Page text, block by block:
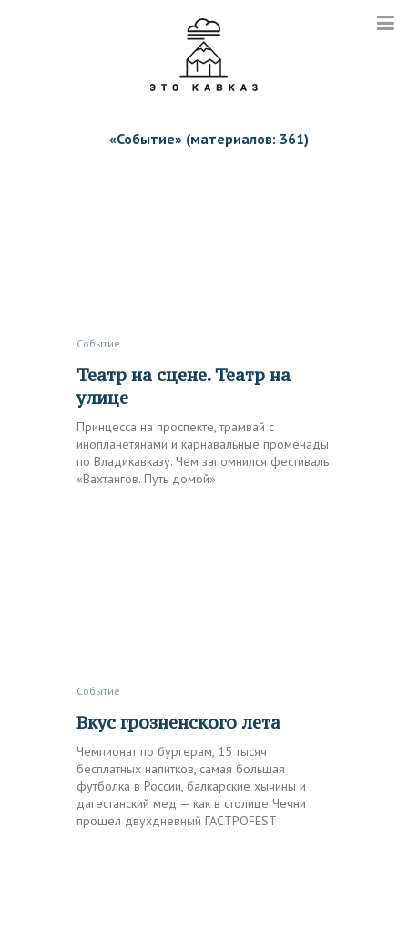
«Событие» (материалов: 361)
Событие
Театр на сцене. Театр на
улице
Принцесса на проспекте, трамвай с
инопланетянами и карнавальные променады
по Владикавказу. Чем запомнился фестиваль
«Вахтангов. Путь домой»
Событие
Вкус грозненского лета
Чемпионат по бургерам, 15 тысяч
бесплатных напитков, самая большая
футболка в России, балкарские хычины и
дагестанский мед — как в столице Чечни
прошел двухдневный ГАСТРОFEST